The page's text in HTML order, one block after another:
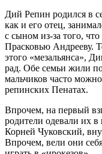
Дий Репин родился в
как и его отец,
с сыном из-за того,
Прасковью Андрееву.
этого «мезальянса»,
рад. Обе семьи жили
мальчиков часто
репинских Пенатах.
Впрочем, на первый
родители одевали их в
Корней Чуковский,
Впрочем, вели они